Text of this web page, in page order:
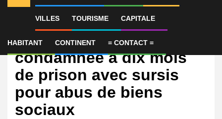
VILLES TOURISME CAPITALE
HABITANT CONTINENT = CONTACT =
International
La lobbyiste du Qatar
condamnée à dix mois
de prison avec sursis
pour abus de biens
sociaux